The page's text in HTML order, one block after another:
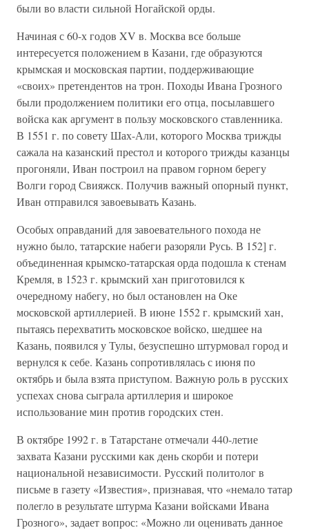
были во власти сильной Ногайской орды.
Начиная с 60-х годов XV в. Москва все больше
интересуется положением в Казани, где образуются
крымская и московская партии, поддерживающие
«своих» претендентов на трон. Походы Ивана Грозного
были продолжением политики его отца, посылавшего
войска как аргумент в пользу московского ставленника.
В 1551 г. по совету Шах-Али, которого Москва трижды
сажала на казанский престол и которого трижды казанцы
прогоняли, Иван построил на правом горном берегу
Волги город Свияжск. Получив важный опорный пункт,
Иван отправился завоевывать Казань.
Особых оправданий для завоевательного похода не
нужно было, татарские набеги разоряли Русь. В 152] г.
объединенная крымско-татарская орда подошла к стенам
Кремля, в 1523 г. крымский хан приготовился к
очередному набегу, но был остановлен на Оке
московской артиллерией. В июне 1552 г. крымский хан,
пытаясь перехватить московское войско, шедшее на
Казань, появился у Тулы, безуспешно штурмовал город и
вернулся к себе. Казань сопротивлялась с июня по
октябрь и была взята приступом. Важную роль в русских
успехах снова сыграла артиллерия и широкое
использование мин против городских стен.
В октябре 1992 г. в Татарстане отмечали 440-летие
захвата Казани русскими как день скорби и потери
национальной независимости. Русский политолог в
письме в газету «Известия», признавая, что «немало татар
полегло в результате штурма Казани войсками Ивана
Грозного», задает вопрос: «Можно ли оценивать данное